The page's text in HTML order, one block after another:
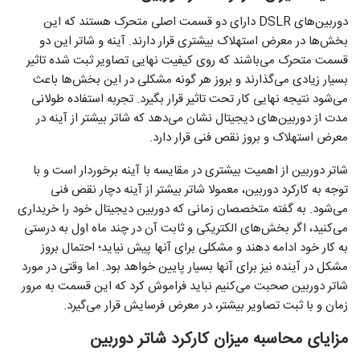
دوربین‌های DSLR دارای دو قسمت اصلی متحرک هستند که این
بخش‌ها در معرض استهلاک بیشتری قرار دارند. آینه و شاتر این دو
قسمت متحرک می‌باشند که روی کیفیت نهایی تصاویر ثبت شده تاثیر
بسیار زیادی می‌گذارند و بروز هر گونه مشکلی در این بخش‌ها باعث
می‌شود نتیجه نهایی کار تحت تاثیر قرار بگیرد. تجربه استفاده طولانی
مدت از دوربین‌های دیجیتال نشان می‌دهد که شاتر بیشتر از آینه در
معرض استهلاک و بروز نقص فنی قرار دارد.
شاتر دوربین از اهمیت بیشتری در مقایسه با آینه برخوردار است و با
توجه به کارکرد دوربین، معمولا شاتر بیشتر از آینه دچار نقص فنی
می‌شود. به گفته متخصصان زمانی که دوربین دیجیتال خود را خریداری
می‌کنید، اگر بخش‌های الکتریکی و ثابت آن در چند ماه اول به درستی
به کار خود ادامه دهند و مشکلی برای آنها پیش نیاید؛ احتمال بروز
مشکل در آینده نیز برای آنها بسیار پایین خواهد بود. اما وقتی در مورد
شاتر دوربین صحبت می‌کنیم نباید فراموش کرد که این قسمت به مرور
زمان و با ثبت تصاویر بیشتر، در معرض فرسایش قرار می‌گیرد.
مزایای محاسبه میزان کارکرد شاتر دوربین